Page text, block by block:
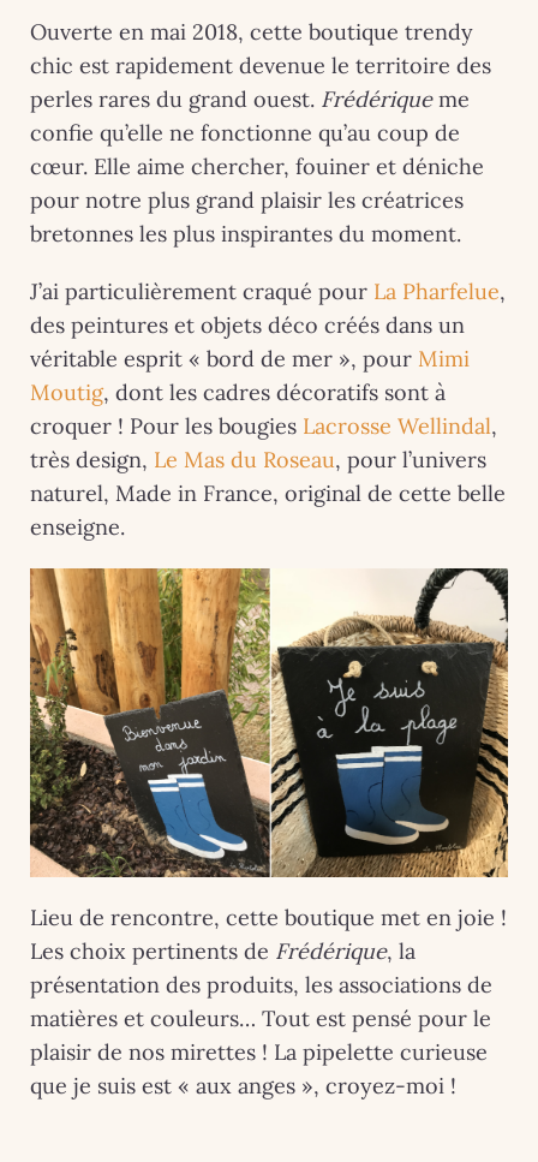
Ouverte en mai 2018, cette boutique trendy
chic est rapidement devenue le territoire des
perles rares du grand ouest. Frédériqueme
confie qu’elle ne fonctionne qu’au coup de
cœur. Elle aime chercher, fouiner et déniche
pour notre plus grand plaisir les créatrices
bretonnes les plus inspirantes du moment.
J’ai particulièrement craqué pour La Pharfelue,
des peintures et objets déco créés dans un
véritable esprit « bord de mer », pour Mimi
Moutig, dont les cadres décoratifs sont à
croquer ! Pour les bougies Lacrosse Wellindal,
très design, Le Mas du Roseau, pour l’univers
naturel, Made in France, original de cette belle
enseigne.
Lieu de rencontre, cette boutique met en joie !
Les choix pertinents de Frédérique, la
présentation des produits, les associations de
matières et couleurs… Tout est pensé pour le
plaisir de nos mirettes ! La pipelette curieuse
que je suis est « aux anges », croyez-moi !